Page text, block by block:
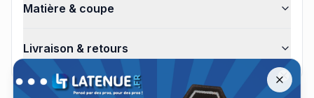
Matière & coupe
Livraison & retours
Offre spéciale A10 Équipement jusqu'à −30 %
Remise jusqu'à 30 % sur les tenues A10 Équipement jusqu'au 13
Close